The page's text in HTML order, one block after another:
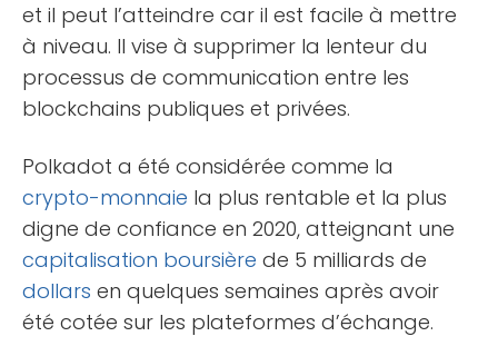
et il peut l’atteindre car il est facile à mettre
à niveau. Il vise à supprimer la lenteur du
processus de communication entre les
blockchains publiques et privées.
Polkadot a été considérée comme la
crypto-monnaie la plus rentable et la plus
digne de confiance en 2020, atteignant une
capitalisation boursière de 5 milliards de
dollars en quelques semaines après avoir
été cotée sur les plateformes d’échange.